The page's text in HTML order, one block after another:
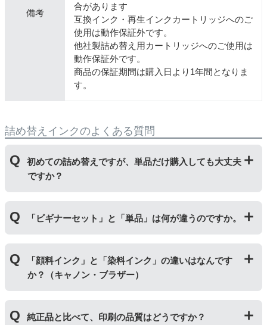
備考
合があります
互換インク・再生インクカートリッジへのご
使用は動作保証外です。
他社製詰め替え用カートリッジへのご使用は
動作保証外です。
商品の保証期間は購入日より1年間となりま
す。
詰め替えインクのよくある質問
初めての詰め替えですが、単品だけ購入しても大丈夫
ですか？
をご購入ください。ビギナーセットには説明書を同封し
ておりますのでご覧いただき、正しく作業を行ってくだ
さい。単品商品には、詰め替えに必要な道具や説明書な
どが入っておりません。
「ビギナーセット」と「単品」は何が違うのですか。
いています。「単品」には説明書や道具が付いておりま
せんので、リピーター様向けに販売しております。
「顔料インク」と「染料インク」の違いはなんです
か？（キャノン・ブラザー）
せます。紫外線に強いため色の劣化が少なく、耐水性に
純正品と比べて、印刷の品質はどうですか？